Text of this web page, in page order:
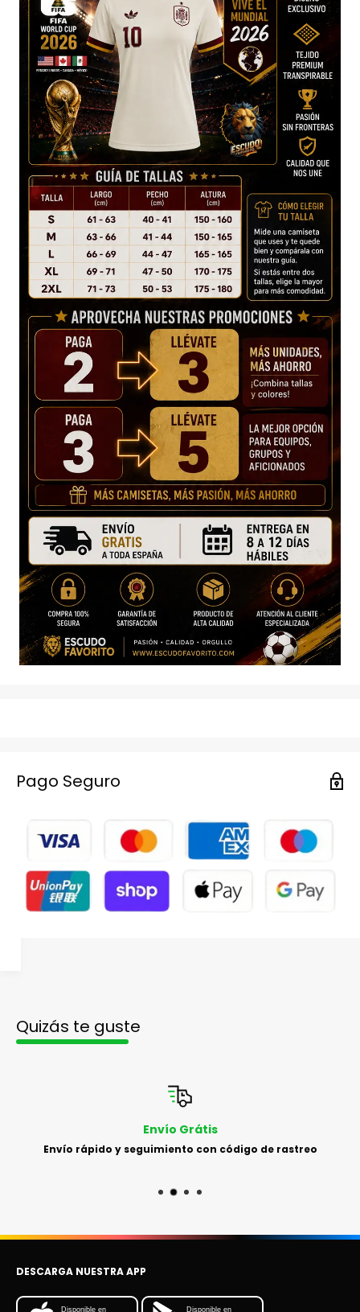
Pago Seguro
Quizás te guste
Envío Grátis
Envío rápido y seguimiento con código de rastreo
DESCARGA NUESTRA APP
Disponible en Disponible en